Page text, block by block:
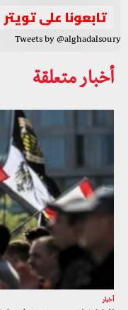
تابعونا على تويتر
Tweets by @alghadalsoury
أخبار متعلقة
أخبار